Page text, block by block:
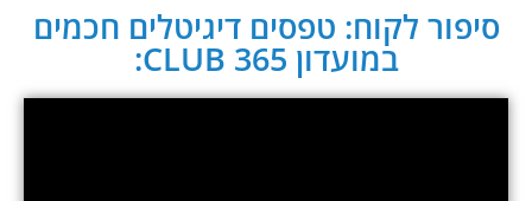
סיפור לקוח: טפסים דיגיטלים חכמים
במועדון CLUB 365: